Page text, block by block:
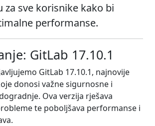
za sve korisnike kako bi
performanse.
GitLab 17.10.1
GitLab 17.10.1, najnovije
donosi važne sigurnosne i
Ova verzija rješava
te poboljšava performanse i